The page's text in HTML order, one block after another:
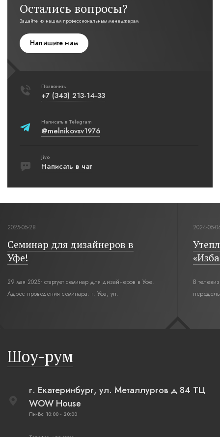
Остались вопросы?
Задайте их нашим профессиональным менеджерам
Напишите нам
Позвонить
+7 (343) 213-14-33
Написать в Telegram
@melnikovsv1976
Jivo
Написать в чат
2025-05-28
Семинар для дизайнеров в
Уфе!
29 мая 2025г стартует семинар для дизайнеров в Уфе.
Адрес проведения семинара: г. Уфа, ул.
2024-05-
В
Шоу-рум
г. Екатеринбург, ул. Металлургов д 84 ТЦ
WOW House
Пн-Вс: 10:00 - 20:00